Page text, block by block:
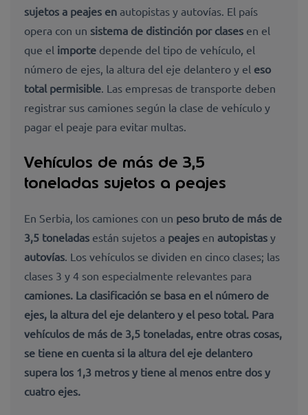
sujetos a peajes en autopistas y autovías. El país
opera con un sistema de distinción por clases en el
que el importe depende del tipo de vehículo, el
número de ejes, la altura del eje delantero y el eso
total permisible. Las empresas de transporte deben
registrar sus camiones según la clase de vehículo y
pagar el peaje para evitar multas.
Vehículos de más de 3,5
toneladas sujetos a peajes
En Serbia, los camiones con un peso bruto de más de
3,5 toneladas están sujetos a peajes en autopistas y
autovías. Los vehículos se dividen en cinco clases; las
clases 3 y 4 son especialmente relevantes para
camiones. La clasificación se basa en el número de
ejes, la altura del eje delantero y el peso total. Para
vehículos de más de 3,5 toneladas, entre otras cosas,
se tiene en cuenta si la altura del eje delantero
supera los 1,3 metros y tiene al menos entre dos y
cuatro ejes.